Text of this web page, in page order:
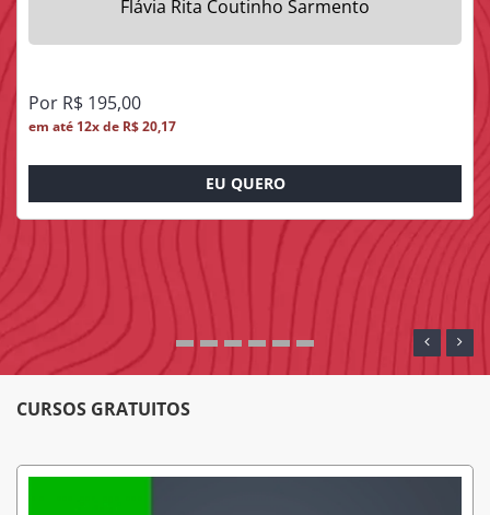
Flávia Rita Coutinho Sarmento
Por R$ 195,00
em até 12x de R$ 20,17
EU QUERO
CURSOS GRATUITOS